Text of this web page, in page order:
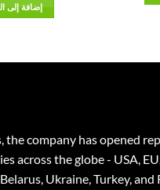
إضافة إلى
the company has opened
across the globe - USA,
Ukraine, Turkey, and